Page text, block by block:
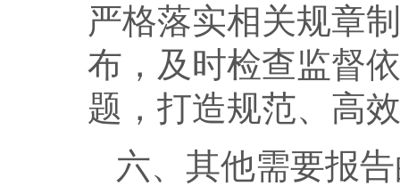
严格落实相关规章
布，及时检查监督
题，打造规范、高
六、其他需要报